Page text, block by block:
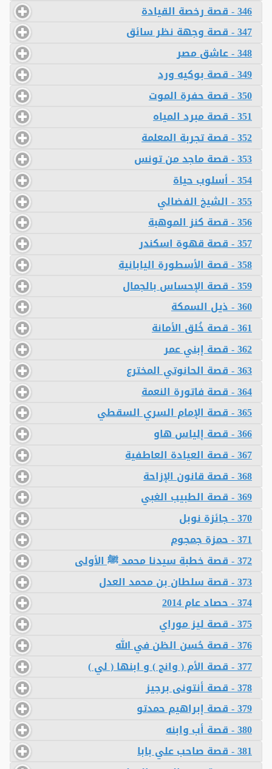
346 - قصة رخصة القيادة
347 - قصة وجهة نظر سائق
348 - عاشق مصر
349 - قصة بوكيه ورد
350 - قصة حفرة الموت
351 - قصة مبرد المياه
352 - قصة تجربة المعلمة
353 - قصة ماجد من تونس
354 - أسلوب حياة
355 - الشيخ الفضالي
356 - قصة كنز الموهبة
357 - قصة قهوة اسكندر
358 - قصة الأسطورة اليابانية
359 - قصة الإحساس بالجمال
360 - ذيل السمكة
361 - قصة خُلق الأمانة
362 - قصة إبني عمر
363 - قصة الحانوتي المخترع
364 - قصة فاتورة النعمة
365 - قصة الإمام السري السقطي
366 - قصة إلياس هاو
367 - قصة العيادة العاطفية
368 - قصة قانون الإزاحة
369 - قصة الطبيب الغبي
370 - جائزة نوبل
371 - حمزة جمجوم
372 - قصة خطبة سيدنا محمد ﷺ الأولى
373 - قصة سلطان بن محمد العدل
374 - حصاد عام 2014
375 - قصة ليز موراي
376 - قصة حُسن الظن في الله
377 - قصة الأم ( وانج ) و ابنها ( لي )
378 - قصة أنتونى برجيز
379 - قصة إبراهيم حمدتو
380 - قصة أب وابنه
381 - قصة صاحب علي بابا